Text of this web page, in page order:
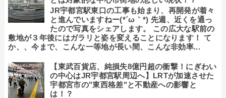
JR宇都宮駅東口の工事も始まり、再開発が着々
と進んでいますねー(*´ω｀*) 先週、近くを通っ
たので写真をシェアします。 この広大な駅前の
敷地が３年後にはガラリと姿を変えることになります！ て
か、、今まで、こんな一等地が長い間、こんな非効率...
【東武百貨店、純損失8億円超の衝撃！にぎわい
の中心はJR宇都宮駅周辺へ】LRTが加速させた
宇都宮市の"東西格差"と不動産への影響と
は！？